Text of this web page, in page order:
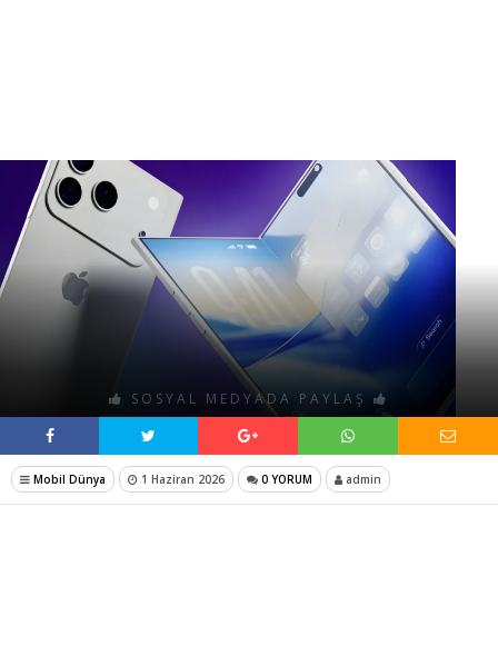
SOSYAL MEDYADA PAYLAŞ
Mobil Dünya 1 Haziran 2026 0 YORUM admin